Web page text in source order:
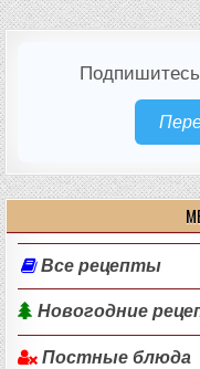
Все рецепты
Новогодние
Постные блюда